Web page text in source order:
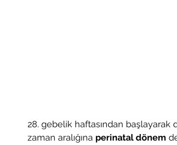
28. gebelik haftasından
zaman aralığına perinatal dönem